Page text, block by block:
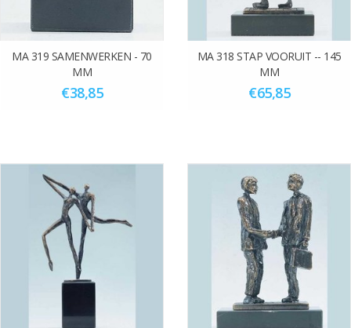
MA 319 SAMENWERKEN - 70
MM
€38,85
MA 318 STAP VOORUIT -- 145
MM
€65,85